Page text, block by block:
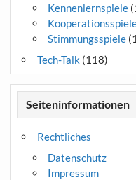
Kennenlernspiele
Stimmungsspiele
Tech-Talk (118)
Seiteninformationen
Rechtliches
Datenschutz
Impressum